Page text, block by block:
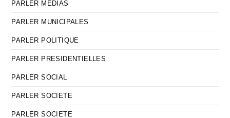
PARLER MEDIAS
PARLER MUNICIPALES
PARLER POLITIQUE
PARLER PRESIDENTIELLES
PARLER SOCIAL
PARLER SOCIETE
PARLER SOCIETE